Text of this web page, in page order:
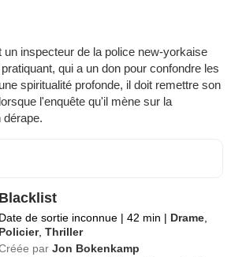
inspecteur de la police new-yorkaise
qui a un don pour confondre les
spiritualité profonde, il doit remettre son
l'enquête qu'il mène sur la
dérape.
Blacklist
Date de sortie inconnue | 42 min | Drame
Policier,Thriller
par Jon Bokenkamp